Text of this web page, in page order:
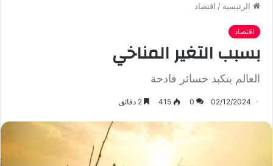
الرئيسية / اقتصاد
اقتصاد
بسبب التغير المناخي
العالم يتكبد خسائر فادحة
02/12/2024
0
415